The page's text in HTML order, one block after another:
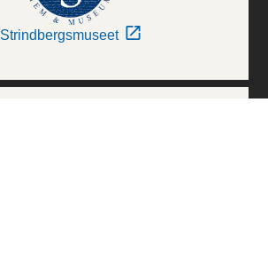
Strindbergsmuseet